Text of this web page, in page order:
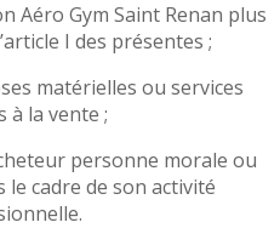
Aéro Gym Saint Renan plus
I des présentes ;
matérielles ou services
à la vente ;
personne morale ou
cadre de son activité